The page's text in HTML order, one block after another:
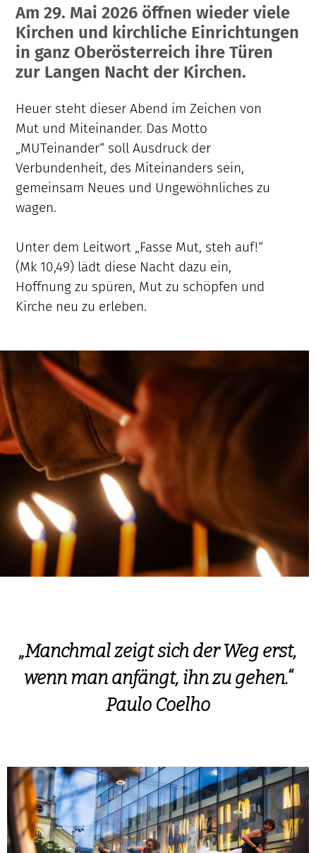
Am 29. Mai 2026 öffnen wieder viele
Kirchen und kirchliche Einrichtungen
in ganz Oberösterreich ihre Türen
zur Langen Nacht der Kirchen.
Heuer steht dieser Abend im Zeichen von
Mut und Miteinander. Das Motto
„MUTeinander“ soll Ausdruck der
Verbundenheit, des Miteinanders sein,
gemeinsam Neues und Ungewöhnliches zu
wagen.
Unter dem Leitwort „Fasse Mut, steh auf!“
(Mk 10,49) lädt diese Nacht dazu ein,
Hoffnung zu spüren, Mut zu schöpfen und
Kirche neu zu erleben.
„Manchmal zeigt sich der Weg erst,
wenn man anfängt, ihn zu gehen.“
Paulo Coelho
ZITATE-BEREICH